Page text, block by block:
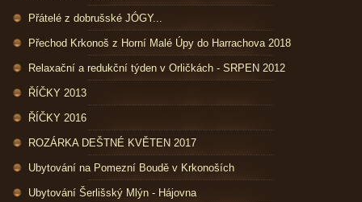
Přátelé z dobrušské JÓGY...
Přechod Krkonoš z Horní Malé Úpy do Harrachova 2018
Relaxační a redukční týden v Orličkách - SRPEN 2012
ŘÍČKY 2013
ŘÍČKY 2016
ROZÁRKA DEŠTNÉ KVĚTEN 2017
Ubytování na Pomezní Boudě v Krkonoších
Ubytování Šerlišský Mlýn - Hájovna